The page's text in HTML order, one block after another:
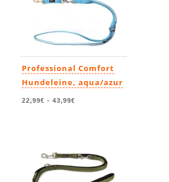
Professional Comfort
Hundeleine, aqua/azur
22,99€ - 43,99€